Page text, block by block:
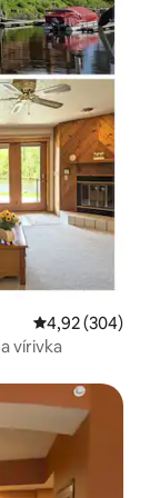
Priemerné
4,92 (304)
vírivka